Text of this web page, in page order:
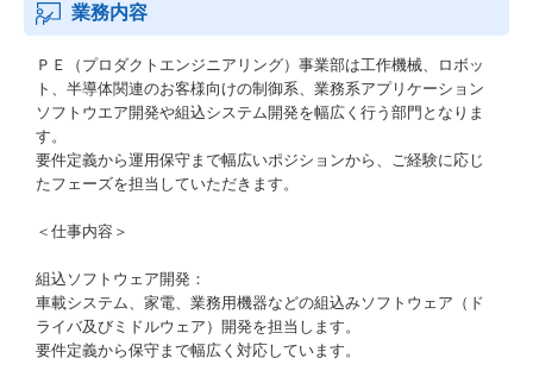
業務内容
ＰＥ（プロダクトエンジニアリング）事業部は工作機械、ロボッ
ト、半導体関連のお客様向けの制御系、業務系アプリケーション
ソフトウエア開発や組込システム開発を幅広く行う部門となりま
す。
要件定義から運用保守まで幅広いポジションから、ご経験に応じ
たフェーズを担当していただきます。
＜仕事内容＞
組込ソフトウェア開発：
車載システム、家電、業務用機器などの組込みソフトウェア（ド
ライバ及びミドルウェア）開発を担当します。
要件定義から保守まで幅広く対応しています。